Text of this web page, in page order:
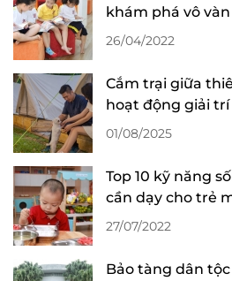
khám phá vô
26/04/2022
Cắm trại giữa
hoạt động giải
cho bé
01/08/2025
Top 10 kỹ năng
cần dạy cho trẻ
27/07/2022
Bảo tàng dân